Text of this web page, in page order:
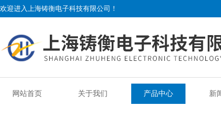
欢迎进入上海铸衡电子科技有限公司！
网站首页 关于我们 产品中心 新